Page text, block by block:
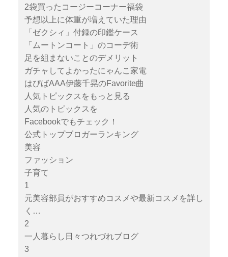
2袋買ったコージーコーナー福袋
予想以上に体重が増えていた理由
「ゼクシィ」付録の印鑑ケース
「ムートンコート」のコーデ術
足を組まないことのデメリット
ガチャしてよかったにゃんこ家電
はぴばAAA伊藤千晃のFavorite曲
人気トピックスをもっと見る
人気のトピックスを
Facebookでもチェック！
公式トップブロガーランキング
美容
ファッション
子育て
1
元美容部員がおすすめコスメや最新コスメを詳し
く…
2
一人暮らし日々つれづれブログ
3